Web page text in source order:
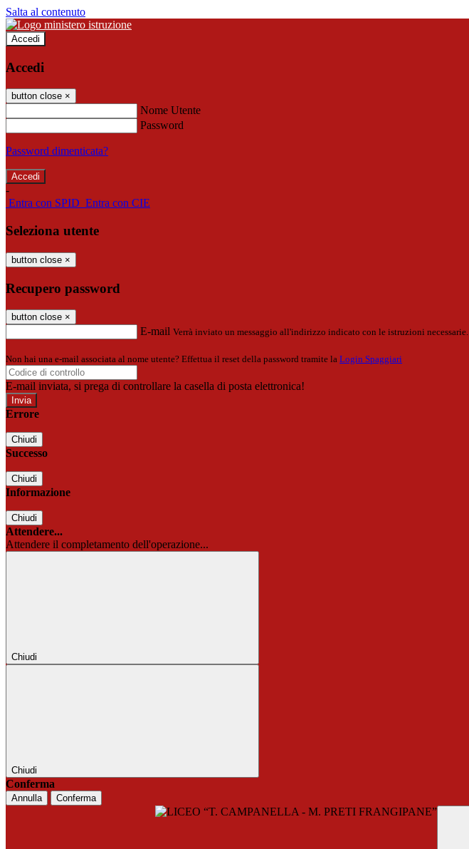
Salta al contenuto
Accedi
Accedi
button close ×
Nome Utente
Password
Password dimenticata?
-
Entra con SPID Entra con CIE
Seleziona utente
button close ×
Recupero password
button close ×
E-mail Verrà inviato un messaggio all'indirizzo indicato con le istruzioni necessarie.
Non hai una e-mail associata al nome utente? Effettua il reset della password tramite la Login Spaggiari
E-mail inviata, si prega di controllare la casella di posta elettronica!
Errore
Chiudi
Successo
Chiudi
Informazione
Chiudi
Attendere...
Attendere il completamento dell'operazione...
Chiudi
Chiudi
Conferma
Annulla Conferma